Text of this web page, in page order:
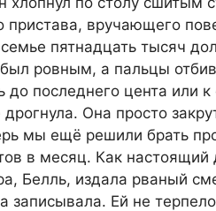
пристава, вручающего
пятнадцать тысяч
был ровным, а пальцы
до последнего цента или
Она просто
мы ещё решили брать
в месяц. Как
Белль, издала рваный
записывала. Ей не